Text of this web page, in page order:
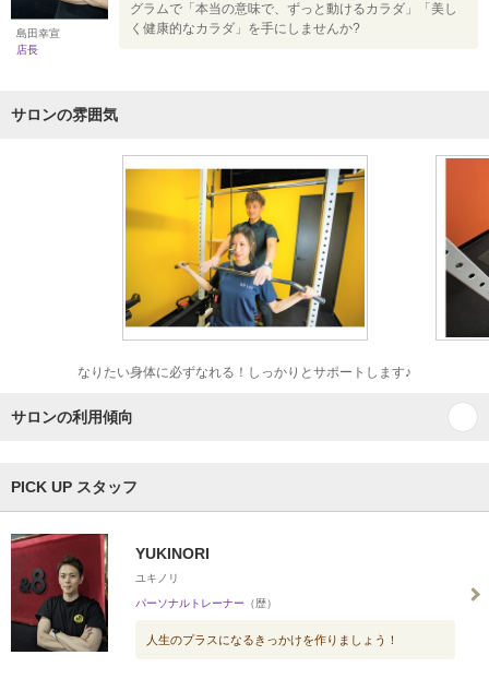
島田幸宣
店長
グラムで「本当の意味で、ずっと動けるカラダ」「美し
く健康的なカラダ」を手にしませんか?
サロンの雰囲気
なりたい身体に必ずなれる！しっかりとサポートします♪
サロンの利用傾向
PICK UP スタッフ
YUKINORI
ユキノリ
パーソナルトレーナー （歴）
人生のプラスになるきっかけを作りましょう！